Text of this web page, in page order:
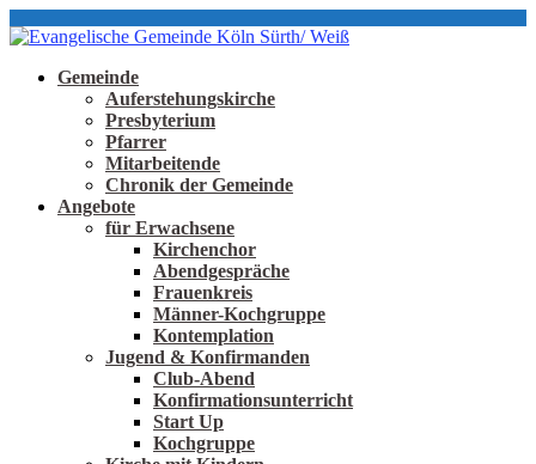
Gemeinde
Auferstehungskirche
Presbyterium
Pfarrer
Mitarbeitende
Chronik der Gemeinde
Angebote
für Erwachsene
Kirchenchor
Abendgespräche
Frauenkreis
Männer-Kochgruppe
Kontemplation
Jugend & Konfirmanden
Club-Abend
Konfirmationsunterricht
Start Up
Kochgruppe